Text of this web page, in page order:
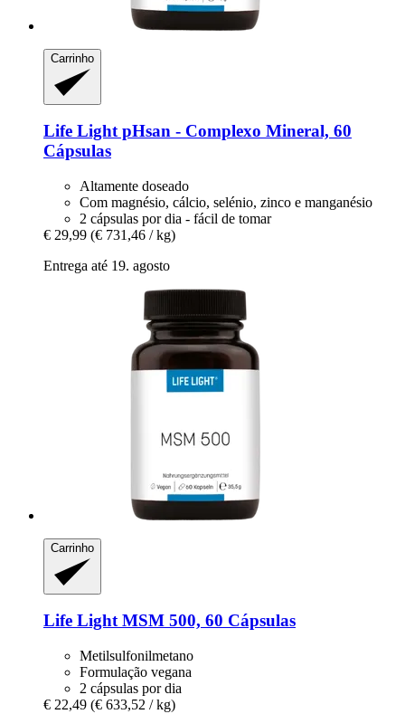
Carrinho
Life LightpHsan -​ Complexo Mineral, 60
Cápsulas
Altamente doseado
Com magnésio, cálcio, selénio, zinco e manganésio
2 cápsulas por dia - fácil de tomar
€ 29,99 (€ 731,46 / kg)
Entrega até 19. agosto
Carrinho
Life LightMSM 500, 60 Cápsulas
Metilsulfonilmetano
Formulação vegana
2 cápsulas por dia
€ 22,49 (€ 633,52 / kg)